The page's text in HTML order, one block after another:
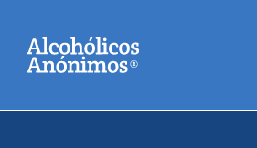
content
Buscar
Enviar